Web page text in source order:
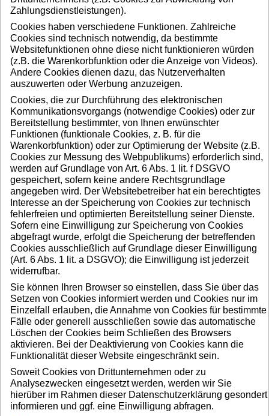
Zahlungsdienstleistungen).
Cookies haben verschiedene Funktionen. Zahlreiche
Cookies sind technisch notwendig, da bestimmte
Websitefunktionen ohne diese nicht funktionieren würden
(z.B. die Warenkorbfunktion oder die Anzeige von Videos).
Andere Cookies dienen dazu, das Nutzerverhalten
auszuwerten oder Werbung anzuzeigen.
Cookies, die zur Durchführung des elektronischen
Kommunikationsvorgangs (notwendige Cookies) oder zur
Bereitstellung bestimmter, von Ihnen erwünschter
Funktionen (funktionale Cookies, z. B. für die
Warenkorbfunktion) oder zur Optimierung der Website (z.B.
Cookies zur Messung des Webpublikums) erforderlich sind,
werden auf Grundlage von Art. 6 Abs. 1 lit. f DSGVO
gespeichert, sofern keine andere Rechtsgrundlage
angegeben wird. Der Websitebetreiber hat ein berechtigtes
Interesse an der Speicherung von Cookies zur technisch
fehlerfreien und optimierten Bereitstellung seiner Dienste.
Sofern eine Einwilligung zur Speicherung von Cookies
abgefragt wurde, erfolgt die Speicherung der betreffenden
Cookies ausschließlich auf Grundlage dieser Einwilligung
(Art. 6 Abs. 1 lit. a DSGVO); die Einwilligung ist jederzeit
widerrufbar.
Sie können Ihren Browser so einstellen, dass Sie über das
Setzen von Cookies informiert werden und Cookies nur im
Einzelfall erlauben, die Annahme von Cookies für bestimmte
Fälle oder generell ausschließen sowie das automatische
Löschen der Cookies beim Schließen des Browsers
aktivieren. Bei der Deaktivierung von Cookies kann die
Funktionalität dieser Website eingeschränkt sein.
Soweit Cookies von Drittunternehmen oder zu
Analysezwecken eingesetzt werden, werden wir Sie
hierüber im Rahmen dieser Datenschutzerklärung gesondert
informieren und ggf. eine Einwilligung abfragen.